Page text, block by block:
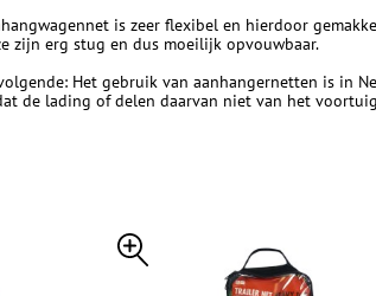
is zeer flexibel en hierdoor
zijn erg stug en dus moeilijk opvouwbaar.
Het gebruik van aanhangernetten is in
de lading of delen daarvan niet van het